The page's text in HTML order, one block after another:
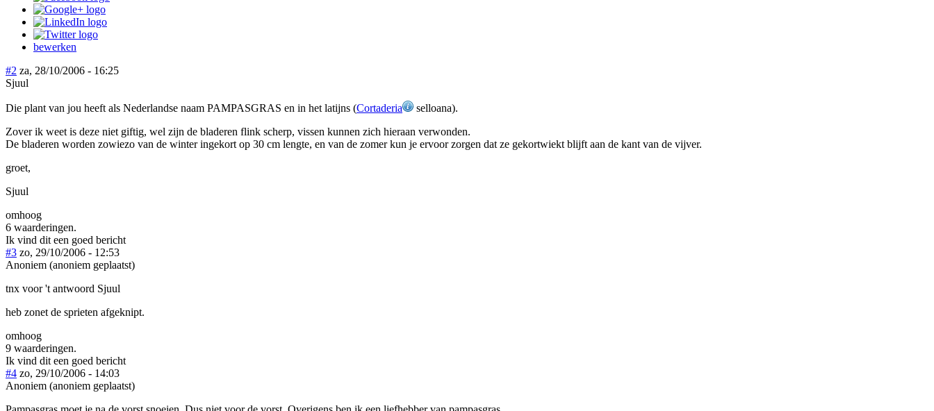
bewerken
#2 za, 28/10/2006 - 16:25
Sjuul
Die plant van jou heeft als Nederlandse naam PAMPASGRAS en in het latijns (Cortaderia
selloana).
Zover ik weet is deze niet giftig, wel zijn de bladeren flink scherp, vissen kunnen zich hieraan verwonden.
De bladeren worden zowiezo van de winter ingekort op 30 cm lengte, en van de zomer kun je ervoor zorgen dat ze gekortwiekt blijft aan de kant van de vijver.
groet,
Sjuul
omhoog
6 waarderingen.
Ik vind dit een goed bericht
#3 zo, 29/10/2006 - 12:53
Anoniem (anoniem geplaatst)
tnx voor 't antwoord Sjuul
heb zonet de sprieten afgeknipt.
omhoog
9 waarderingen.
Ik vind dit een goed bericht
#4 zo, 29/10/2006 - 14:03
Anoniem (anoniem geplaatst)